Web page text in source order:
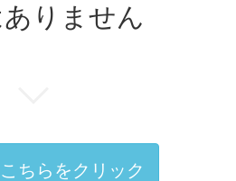
りません
ちらをクリック